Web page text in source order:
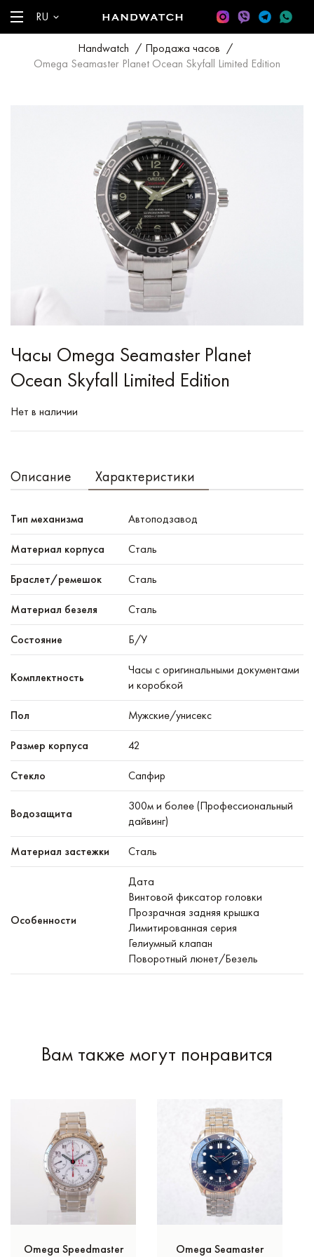
RU
Handwatch / Продажа часов /
Omega Seamaster Planet Ocean Skyfall Limited Edition
Часы Omega Seamaster Planet
Ocean Skyfall Limited Edition
Нет в наличии
Описание Характеристики
Тип механизма Автоподзавод
Материал корпуса Сталь
Браслет/ремешок Сталь
Материал безеля Сталь
Состояние Б/У
Комплектность
Часы с оригинальными документами
и коробкой
Пол Мужские/унисекс
Размер корпуса 42
Стекло Сапфир
Водозащита
300м и более (Профессиональный
дайвинг)
Материал застежки Сталь
Особенности
Дата
Винтовой фиксатор головки
Прозрачная задняя крышка
Лимитированная серия
Гелиумный клапан
Поворотный люнет/Безель
Вам также могут понравится
Omega Speedmaster
Omega Seamaster